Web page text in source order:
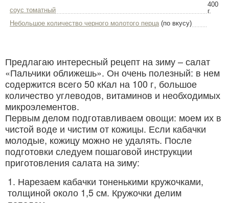
соус томатный
400
г.
Небольшое количество черного молотого перца(по вкусу)
Предлагаю интересный рецепт на зиму – салат
«Пальчики оближешь». Он очень полезный: в нем
содержится всего 50 кКал на 100 г, большое
количество углеводов, витаминов и необходимых
микроэлементов.
Первым делом подготавливаем овощи: моем их в
чистой воде и чистим от кожицы. Если кабачки
молодые, кожицу можно не удалять. После
подготовки следуем пошаговой инструкции
приготовления салата на зиму:
Нарезаем кабачки тоненькими кружочками,
толщиной около 1,5 см. Кружочки делим